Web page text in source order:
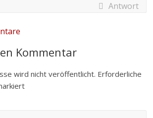
Antwort
Kommentar
wird nicht veröffentlicht. Erforderliche